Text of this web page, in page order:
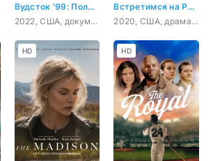
Вудсток '99: Полный провал
2022, США, документальный, музыка
Встретимся на Рождество
2020, США, драма, мелодрама
HD HD